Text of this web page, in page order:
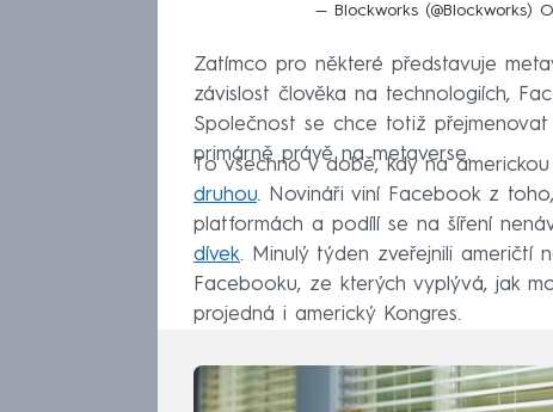
— Blockworks (@Blockworks)
Zatímco pro některé představuje
závislost člověka na technologiích,
Společnost se chce totiž
primárně právě na metaverse.
To všechno v době, kdy na
druhou. Novináři viní Facebook z
platformách a podílí se na šíření
dívek. Minulý týden zveřejnili američtí
Facebooku, ze kterých vyplývá, jak
projedná i americký Kongres.